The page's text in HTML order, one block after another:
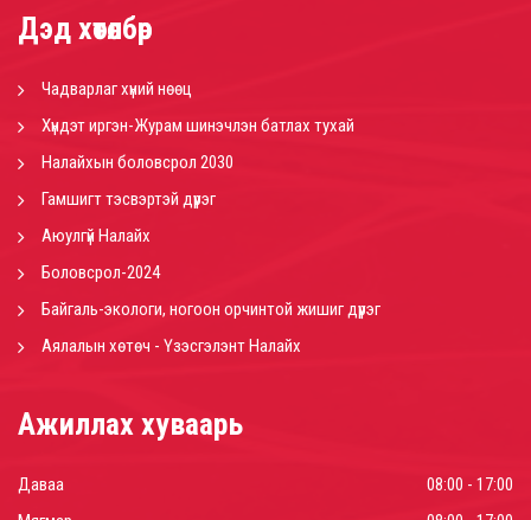
Дэд хөтөлбөр
Чадварлаг хүний нөөц
Хүндэт иргэн-Журам шинэчлэн батлах тухай
Налайхын боловсрол 2030
Гамшигт тэсвэртэй дүүрэг
Аюулгүй Налайх
Боловсрол-2024
Байгаль-экологи, ногоон орчинтой жишиг дүүрэг
Аялалын хөтөч - Үзэсгэлэнт Налайх
Ажиллах хуваарь
Даваа
08:00 - 17:00